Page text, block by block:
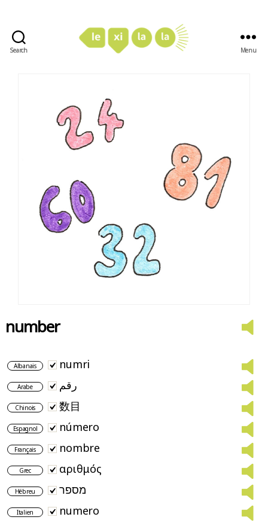
Search Menu
number
Albanais numri
Arabe رقم
Chinois 数目
Espagnol número
Français nombre
Grec αριθμός
Hébreu מספר
Italien numero